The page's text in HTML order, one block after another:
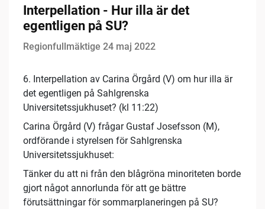
Interpellation - Hur illa är det
egentligen på SU?
Regionfullmäktige 24 maj 2022
6. Interpellation av Carina Örgård (V) om hur illa är
det egentligen på Sahlgrenska
Universitetssjukhuset? (kl 11:22)
Carina Örgård (V) frågar Gustaf Josefsson (M),
ordförande i styrelsen för Sahlgrenska
Universitetssjukhuset:
Tänker du att ni från den blågröna minoriteten borde
gjort något annorlunda för att ge bättre
förutsättningar för sommarplaneringen på SU?